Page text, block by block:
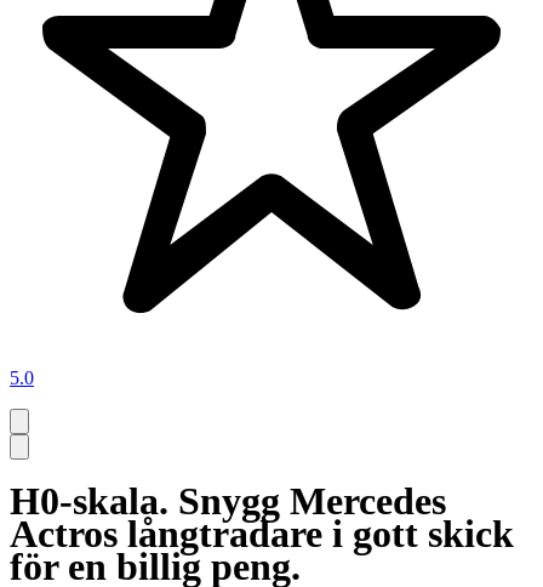
5.0
H0-skala. Snygg Mercedes
Actros långtradare i gott skick
för en billig peng.